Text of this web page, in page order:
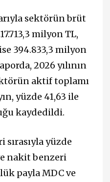
sektörün brüt
milyon TL,
394.833,3 milyon
2026 yılının
aktif toplamı
yüzde 41,63 ile
kaydedildi.
yüzde
nakit benzeri
payla MDC ve